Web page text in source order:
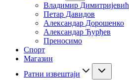
Владимир Димитријевић
Петар Давидов
Александар Дорошенко
Александар Ђурђев
Преносимо
Спорт
Магазин
Ратни извештаји